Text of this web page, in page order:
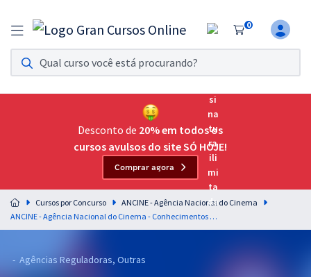
0
Assinatura Ilimitada 11
Acesso a todos os cursos. Teste grátis por 7 dias!
Assinatura OAB Até Passar
Acesso ilimitado a toda preparação para o Exame da
Residências Multiprofissionais
Preparação completa e intensiva para as principais
residências em saúde do Brasil
Desconto de 20% em todos os
cursos avulsos do site SÓ HOJE!
Comprar agora
Cursos por Concurso
ANCINE - Agência Nacional do Cinema
ANCINE - Agência Nacional do Cinema - Conhecimentos Básicos para Todos os Cargos
- Agências Reguladoras, Outras